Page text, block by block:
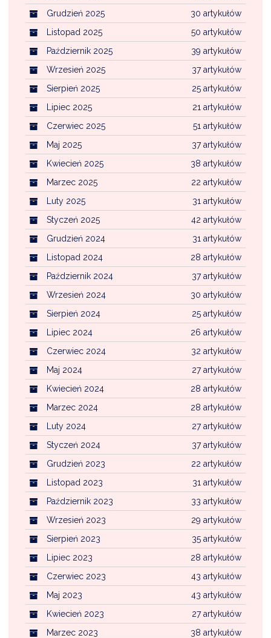
30 artykułów
Grudzień 2025
50 artykułów
Listopad 2025
39 artykułów
Październik 2025
37 artykułów
Wrzesień 2025
25 artykułów
Sierpień 2025
21 artykułów
Lipiec 2025
51 artykułów
Czerwiec 2025
37 artykułów
Maj 2025
38 artykułów
Kwiecień 2025
22 artykułów
Marzec 2025
31 artykułów
Luty 2025
42 artykułów
Styczeń 2025
31 artykułów
Grudzień 2024
28 artykułów
Listopad 2024
37 artykułów
Październik 2024
30 artykułów
Wrzesień 2024
25 artykułów
Sierpień 2024
26 artykułów
Lipiec 2024
32 artykułów
Czerwiec 2024
27 artykułów
Maj 2024
28 artykułów
Kwiecień 2024
28 artykułów
Marzec 2024
27 artykułów
Luty 2024
37 artykułów
Styczeń 2024
22 artykułów
Grudzień 2023
31 artykułów
Listopad 2023
33 artykułów
Październik 2023
29 artykułów
Wrzesień 2023
35 artykułów
Sierpień 2023
28 artykułów
Lipiec 2023
43 artykułów
Czerwiec 2023
43 artykułów
Maj 2023
27 artykułów
Kwiecień 2023
38 artykułów
Marzec 2023